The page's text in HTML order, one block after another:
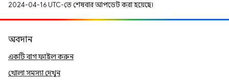
2024-04-16 UTC-তে শেষবার আপডেট করা হয়েছে।
অবদান
একটি বাগ ফাইল করুন
খোলা সমস্যা দেখুন